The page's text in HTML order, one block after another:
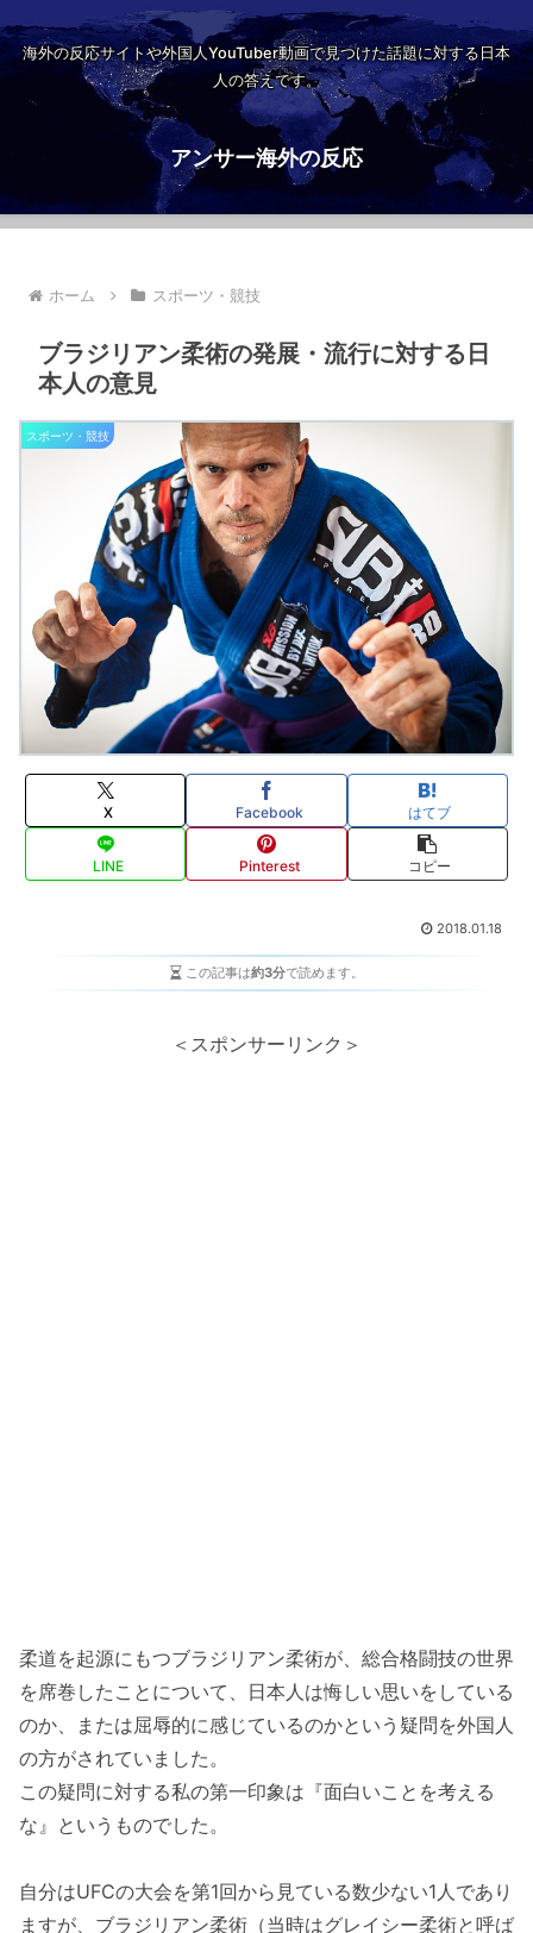
海外の反応サイトや外国人YouTuber動画で見つけた話題に対する日本
人の答えです。
アンサー海外の反応
ホーム スポーツ・競技
ブラジリアン柔術の発展・流行に対する日
本人の意見
スポーツ・競技
X Facebook はてブ
LINE Pinterest コピー
2018.01.18
この記事は約3分で読めます。
＜スポンサーリンク＞
柔道を起源にもつブラジリアン柔術が、総合格闘技の世界
を席巻したことについて、日本人は悔しい思いをしている
のか、または屈辱的に感じているのかという疑問を外国人
の方がされていました。
この疑問に対する私の第一印象は『面白いことを考える
な』というものでした。
自分はUFCの大会を第1回から見ている数少ない1人であり
ますが、ブラジリアン柔術（当時はグレイシー柔術と呼ば